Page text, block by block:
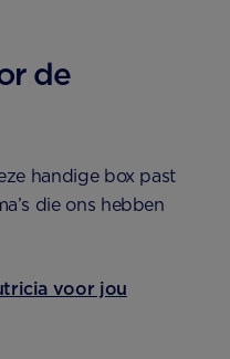
de
handige box past
die ons hebben
voor jou